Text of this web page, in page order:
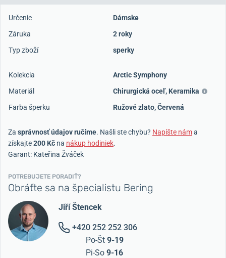
Určenie
Dámske
Záruka
2 roky
Typ zboží
sperky
Kolekcia
Arctic Symphony
Materiál
Chirurgická oceľ, Keramika
Farba šperku
Ružové zlato,Červená
Za správnosť údajov ručíme. Našli ste chybu? Napíšte náma
získajte200 Kč na nákup hodiniek.
Garant: Kateřina Žváček
POTREBUJETE PORADIŤ?
Obráťte sa na špecialistu Bering
Jiří Štencek
+420 252 252 306
Po-Št 9-19
Pi-So 9-16